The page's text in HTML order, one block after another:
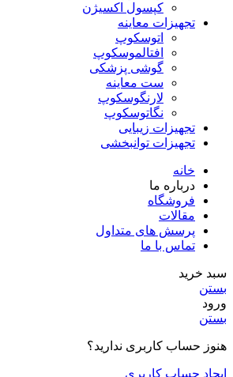
کپسول اکسیژن
تجهیزات معاینه
اتوسکوپ
افتالموسکوپ
گوشی پزشکی
ست معاینه
لارنگوسکوپ
نگاتوسکوپ
تجهیزات زیبایی
تجهیزات توانبخشی
خانه
درباره ما
فروشگاه
مقالات
پرسش های متداول
تماس با ما
سبد خرید
بستن
ورود
بستن
هنوز حساب کاربری ندارید؟
ایجاد حساب کاربری